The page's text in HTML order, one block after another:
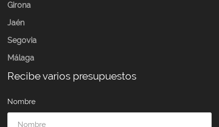
Girona
Jaén
Segovia
Málaga
Recibe varios presupuestos
Nombre